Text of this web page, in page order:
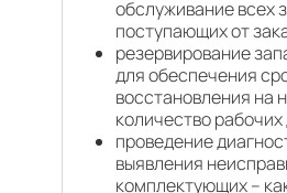
обслуживание всех
поступающих от
резервирование
для обеспечения
восстановления на
количество рабочих
проведение
выявления
комплектующих –